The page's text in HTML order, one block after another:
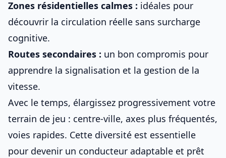
Zones résidentielles calmes : idéales pour
découvrir la circulation réelle sans surcharge
cognitive.
Routes secondaires : un bon compromis pour
apprendre la signalisation et la gestion de la
vitesse.
Avec le temps, élargissez progressivement votre
terrain de jeu : centre-ville, axes plus fréquentés,
voies rapides. Cette diversité est essentielle
pour devenir un conducteur adaptable et prêt